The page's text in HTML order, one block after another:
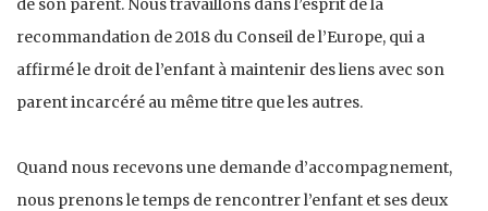
recommandation de 2018 du Conseil de l’Europe, qui a
affirmé le droit de l’enfant à maintenir des liens avec son
parent incarcéré au même titre que les autres.
Quand nous recevons une demande d’accompagnement,
nous prenons le temps de rencontrer l’enfant et ses deux